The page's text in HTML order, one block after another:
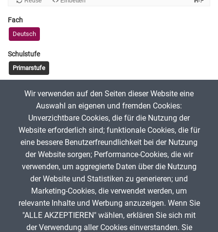
Fach
Deutsch
Schulstufe
Primarstufe
Grundwortschatz NRW Lückentext
25. Oktober 2025
App melden
ANZEIGE
Wir verwenden auf den Seiten dieser Website eine
Auswahl an eigenen und fremden Cookies:
Unverzichtbare Cookies, die für die Nutzung der
Website erforderlich sind; funktionale Cookies, die für
eine bessere Benutzerfreundlichkeit bei der Nutzung
der Website sorgen; Performance-Cookies, die wir
verwenden, um aggregierte Daten über die Nutzung
der Website und Statistiken zu generieren; und
Marketing-Cookies, die verwendet werden, um
relevante Inhalte und Werbung anzuzeigen. Wenn Sie
"ALLE AKZEPTIEREN" wählen, erklären Sie sich mit
der Verwendung aller Cookies einverstanden. Sie